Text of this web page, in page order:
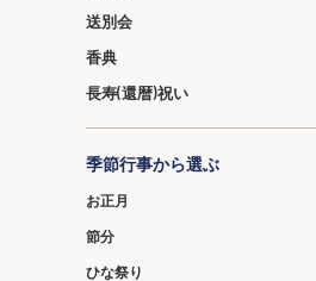
送別会
香典
長寿(還暦)祝い
季節行事から選ぶ
お正月
節分
ひな祭り